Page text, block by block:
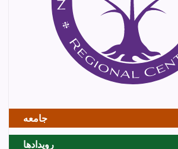
جامعه
رویدادها